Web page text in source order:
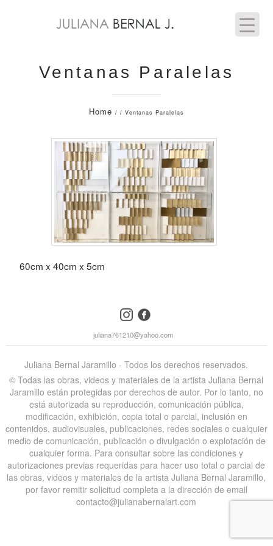
Ventanas Paralelas
Home / / Ventanas Paralelas
60cm x 40cm x 5cm
instagramfacebook
juliana761210@yahoo.com
Juliana Bernal Jaramillo - Todos los derechos reservados.
©️ Todas las obras, videos y materiales de la artista Juliana Bernal
Jaramillo están protegidas por derechos de autor. Por lo tanto, no
está autorizada su reproducción, comunicación pública,
modificación, exhibición, copia total o parcial, inclusión en
contenidos, audiovisuales, publicaciones, redes sociales o cualquier
medio de comunicación, publicación o divulgación o explotación de
cualquier forma. Para consultar sobre las condiciones y
autorizaciones previas requeridas para hacer uso total o parcial de
las obras, videos y materiales de la artista Juliana Bernal Jaramillo,
por favor remitir solicitud completa a la dirección de email
contacto@julianabernalart.com